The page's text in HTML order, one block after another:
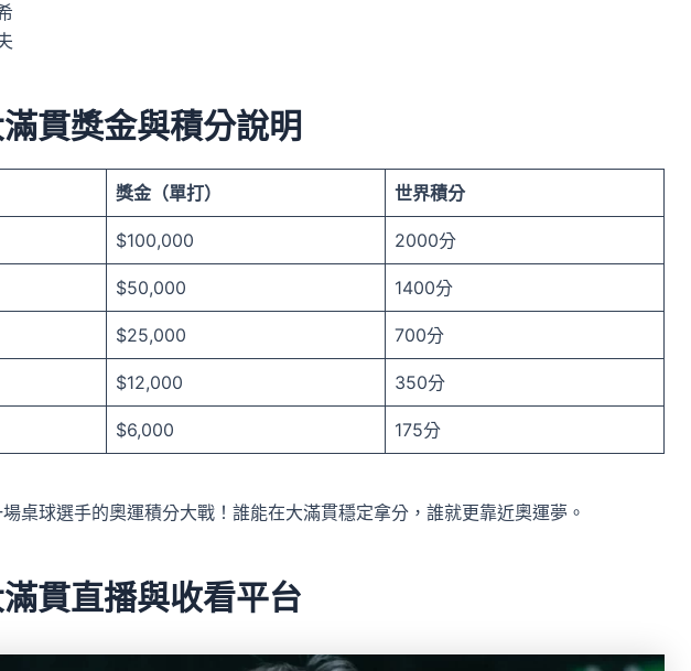
貫獎金與積分說明
獎金（單打） 世界積分
$100,000 2000分
$50,000 1400分
$25,000 700分
$12,000 350分
$6,000 175分
桌球選手的奧運積分大戰！誰能在大滿貫穩定拿分，誰就更靠近奧運夢。
貫直播與收看平台